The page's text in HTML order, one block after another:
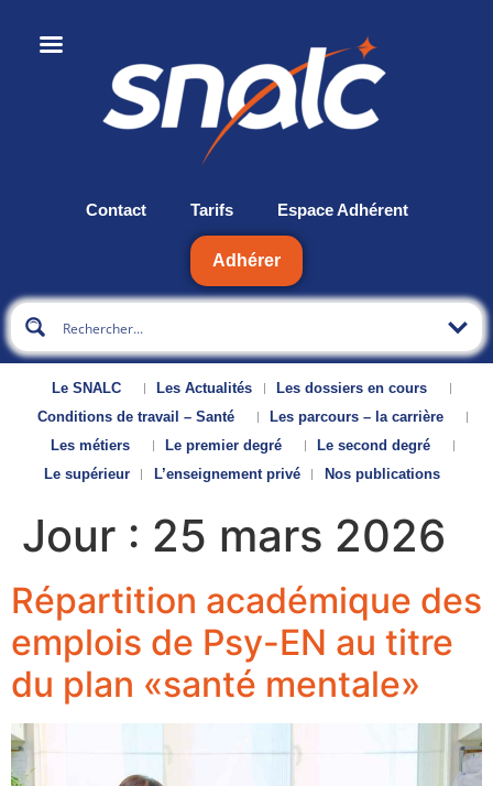
Contact Tarifs Espace Adhérent
Adhérer
Le SNALC Les Actualités
Les dossiers en cours
Conditions de travail – Santé
Les parcours – la carrière
Les métiers
Le premier degré
Le second degré
Le supérieur
L’enseignement privé Nos publications
Jour : 25 mars 2026
Répartition académique des
emplois de Psy-EN au titre
du plan «santé mentale»